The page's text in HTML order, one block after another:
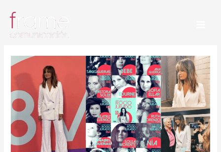
contenido